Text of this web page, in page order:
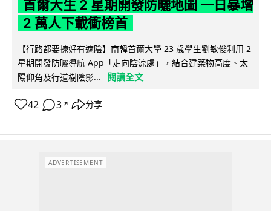
首爾大生 2 星期開發防曬地圖 一日暴增
2 萬人下載衝榜首
【行路都要揀好有遮陰】南韓首爾大學 23 歲學生劉敏俊利用 2
星期開發防曬導航 App「走向陰涼處」，結合建築物高度、太
陽仰角及行道樹陰影...
閱讀全文
42 3 ↗ 分享
ADVERTISEMENT